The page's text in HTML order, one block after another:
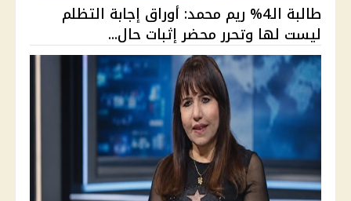
طالبة الـ4% ريم محمد: أوراق إجابة التظلم
ليست لها وتحرر محضر إثبات حال...